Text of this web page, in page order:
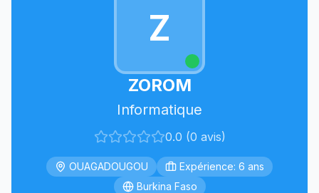
Z
ZOROM
Informatique
0.0 (0 avis)
OUAGADOUGOU
Expérience: 6 ans
Burkina Faso